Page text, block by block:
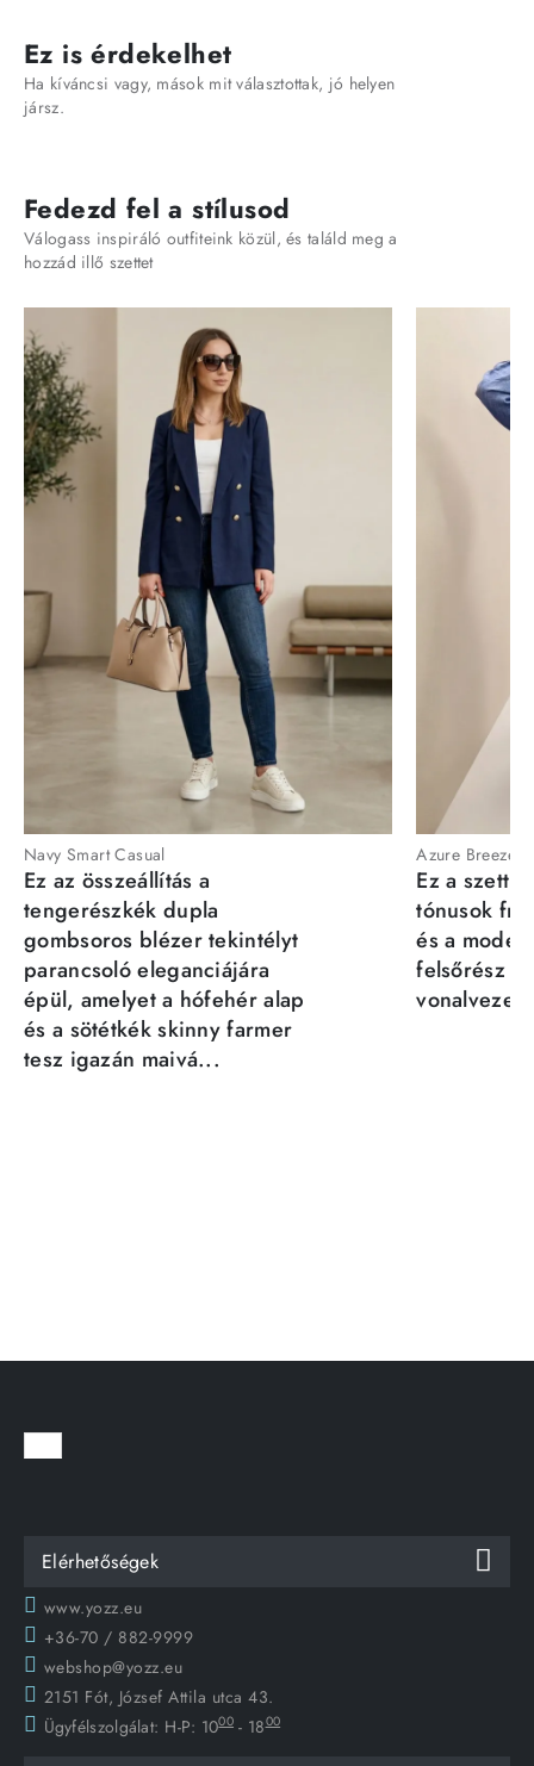
Ez is érdekelhet
Ha kíváncsi vagy, mások mit választottak, jó helyen
jársz.
Fedezd fel a stílusod
Válogass inspiráló outfiteink közül, és találd meg a
hozzád illő szettet
Navy Smart Casual
Ez az összeállítás a
tengerészkék dupla
gombsoros blézer tekintélyt
parancsoló eleganciájára
épül, amelyet a hófehér alap
és a sötétkék skinny farmer
tesz igazán maivá...
Azure Breeze
Ez a szett
tónusok
és a
felsőrész
Elérhetőségek
www.yozz.eu
+36-70 / 882-9999
webshop@yozz.eu
2151 Fót, József Attila utca 43.
Ügyfélszolgálat: H-P: 1000 - 1800